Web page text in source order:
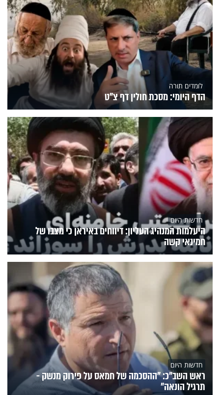
לומדים תורה
הדף היומי: מסכת חולין דף צ"ט
חדשות היום
היעלמות המנהיג העליון: דיווחים באיראן כי מצבו של
חמינאי קשה
חדשות היום
ראש השב"כ: "ההסכמה של חמאס על פירוק מנשק -
תרגיל הונאה"